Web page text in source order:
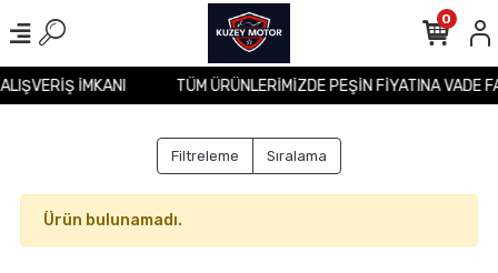
İMKANI TÜM ÜRÜNLERİMİZDE PEŞİN FİYATINA VADE
0
Filtreleme Sıralama
Ürün bulunamadı.